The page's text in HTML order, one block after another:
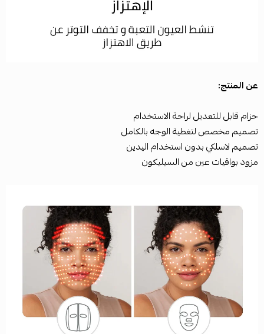
عن المنتج:
حزام قابل للتعديل لراحة الاستخدام
تصميم مخصص لتغطية الوجه بالكامل
تصميم لاسلكي بدون استخدام اليدين
مزود بواقيات عين من السيليكون